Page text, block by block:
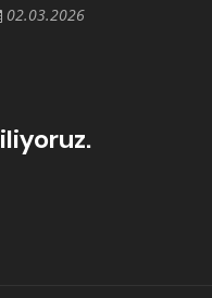
02.03.2026